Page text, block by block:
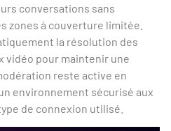
conversations sans
zones à couverture limitée.
la résolution des
vidéo pour maintenir une
reste active en
environnement sécurisé aux
de connexion utilisé.